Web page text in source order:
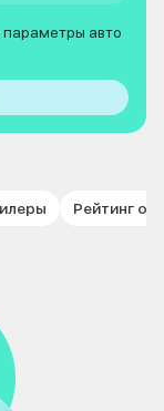
авто
Рейтинг